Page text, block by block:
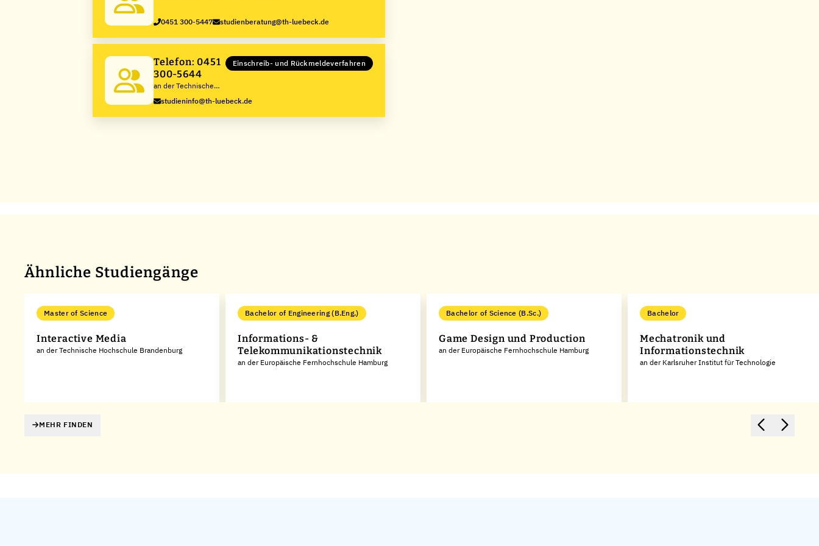
0451 300-5447 studienberatung@th-luebeck.de
Telefon: 0451
300-5644
an der Technische
Hochschule Lübeck
Einschreib- und Rückmeldeverfahren
studieninfo@th-luebeck.de
Ähnliche Studiengänge
Master of Science
Interactive Media
an der Technische Hochschule Brandenburg
Bachelor of Engineering (B.Eng.)
Informations- &
Telekommunikationstechnik
an der Europäische Fernhochschule Hamburg
Bachelor of Science (B.Sc.)
Game Design und Production
an der Europäische Fernhochschule Hamburg
Bachelor
Mechatronik und
Informationstechnik
an der Karlsruher Institut für Technologie
MEHR FINDEN